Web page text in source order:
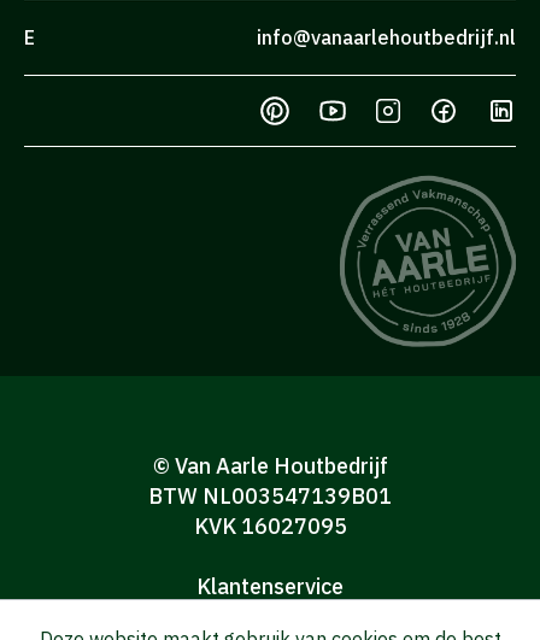
E info@vanaarlehoutbedrijf.nl
© Van Aarle Houtbedrijf
BTW NL003547139B01
KVK 16027095
Klantenservice